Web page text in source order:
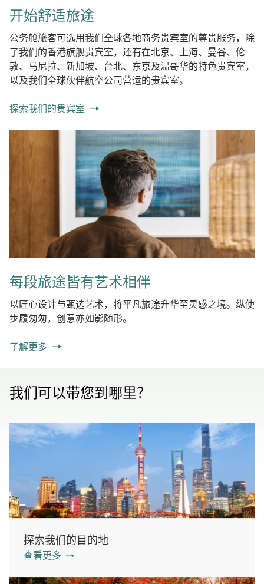
开始舒适旅途
公务舱旅客可选用我们全球各地商务贵宾室的尊贵服务，除
了我们的香港旗舰贵宾室，还有在北京、上海、曼谷、伦
敦、马尼拉、新加坡、台北、东京及温哥华的特色贵宾室，
以及我们全球伙伴航空公司营运的贵宾室。
探索我们的贵宾室
每段旅途皆有艺术相伴
以匠心设计与甄选艺术，将平凡旅途升华至灵感之境。纵使
步履匆匆，创意亦如影随形。
了解更多
我们可以带您到哪里？
探索我们的目的地
查看更多